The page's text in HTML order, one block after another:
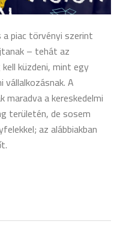
piac törvényi szerint
– tehát az
küzdeni, mint egy
A
maradva a kereskedelmi
területén, de sosem
az alábbiakban